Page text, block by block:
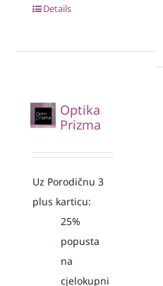
Details
Optika
Prizma
Uz Porodičnu 3
plus karticu:
25%
popusta
na
cjelokupni